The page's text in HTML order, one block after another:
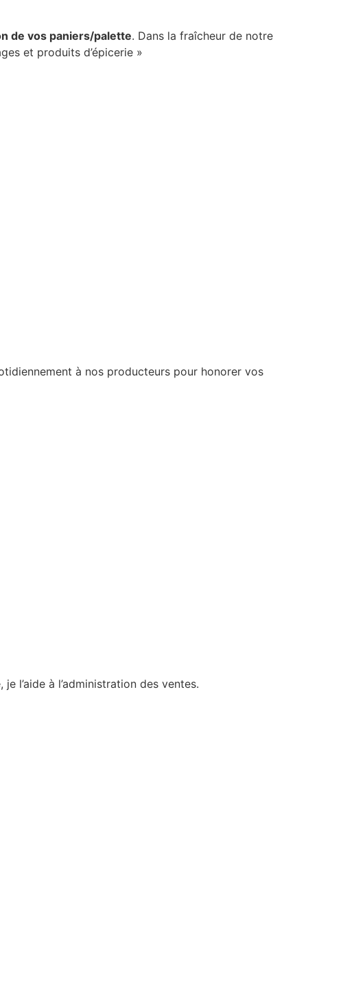
de vos paniers/palette. Dans la fraîcheur de notre
et produits d’épicerie »
à nos producteurs pour honorer vos
l’aide à l’administration des ventes.